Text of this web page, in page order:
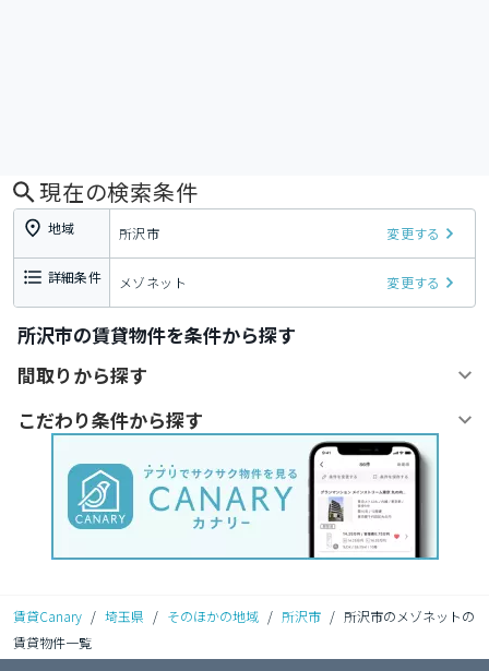
現在の検索条件
地域 所沢市 変更する
詳細条件 メゾネット 変更する
所沢市の賃貸物件を条件から探す
間取りから探す
こだわり条件から探す
賃貸Canary / 埼玉県 / そのほかの地域 / 所沢市 / 所沢市のメゾネットの
賃貸物件一覧